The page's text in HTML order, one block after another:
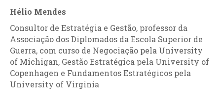
Hélio Mendes
Consultor de Estratégia e Gestão, professor da
Associação dos Diplomados da Escola Superior de
Guerra, com curso de Negociação pela University
of Michigan, Gestão Estratégica pela University of
Copenhagen e Fundamentos Estratégicos pela
University of Virginia